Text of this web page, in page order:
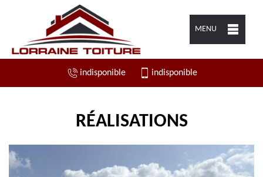
MENU
indisponible indisponible
RÉALISATIONS